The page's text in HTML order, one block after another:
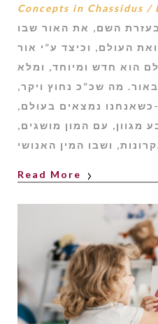
Concepts in Chassidus /
השם, את האור שבו
העולם, וכיצד ע”י אור
הוא חדש ומיוחד, ומלא
מה שכ”כ נחוץ ויקר,
-כשאנחנו נמצאים בעולם,
מגוון, עם המון מושגים,
ושבו המין האנושי
Read More